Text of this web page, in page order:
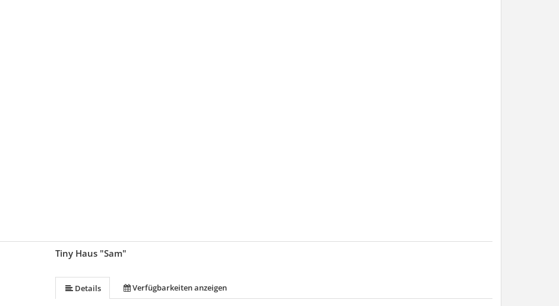
Tiny Haus "Sam"
Details Verfügbarkeiten anzeigen